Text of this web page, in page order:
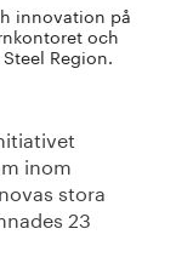
innovation på
och
Region.
inom
stora
23